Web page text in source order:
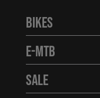
Bikes
E-MTB
Sale